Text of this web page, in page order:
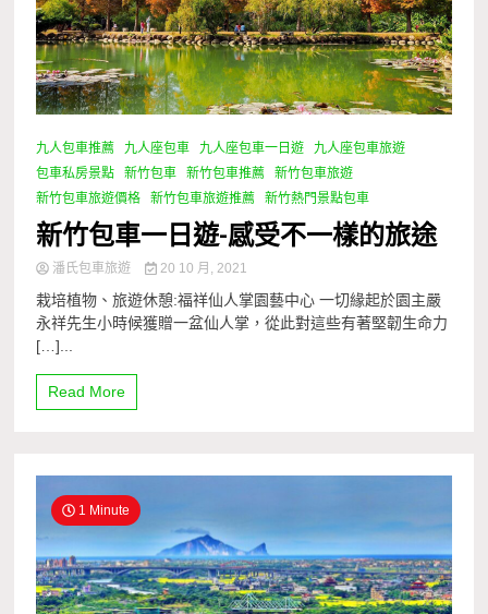
九人包車推薦 九人座包車 九人座包車一日遊
九人座包車旅遊
包車私房景點
新竹包車 新竹包車推薦
新竹包車旅遊
新竹包車旅遊價格
新竹包車旅遊推薦 新竹熱門景點包車
新竹包車一日遊-感受不一樣的旅途
潘氏包車旅遊 20 10 月, 2021
栽培植物、旅遊休憩:福祥仙人掌園藝中心 一切緣起於園主嚴
永祥先生小時候獲贈一盆仙人掌，從此對這些有著堅韌生命力
[…]...
Read More
1 Minute